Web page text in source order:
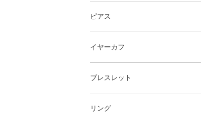
ピアス
イヤーカフ
ブレスレット
リング